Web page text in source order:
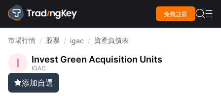
免費註冊  
市場行情 / 股票 / igac / 資產負債表
Invest Green Acquisition Units
IGAC
添加自選